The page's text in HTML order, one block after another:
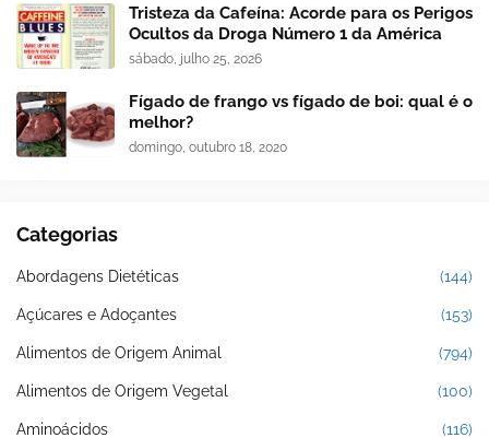
Tristeza da Cafeína: Acorde para os Perigos
Ocultos da Droga Número 1 da América
sábado, julho 25, 2026
Fígado de frango vs fígado de boi: qual é o
melhor?
domingo, outubro 18, 2020
Categorias
Abordagens Dietéticas (144)
Açúcares e Adoçantes (153)
Alimentos de Origem Animal (794)
Alimentos de Origem Vegetal (100)
Aminoácidos (116)